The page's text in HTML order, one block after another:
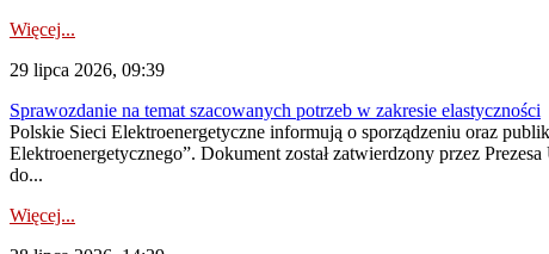
Więcej...
29 lipca 2026, 09:39
Sprawozdanie na temat szacowanych potrzeb w zakresie elastyczności
Polskie Sieci Elektroenergetyczne informują o sporządzeniu oraz
Elektroenergetycznego”. Dokument został zatwierdzony przez
do...
Więcej...